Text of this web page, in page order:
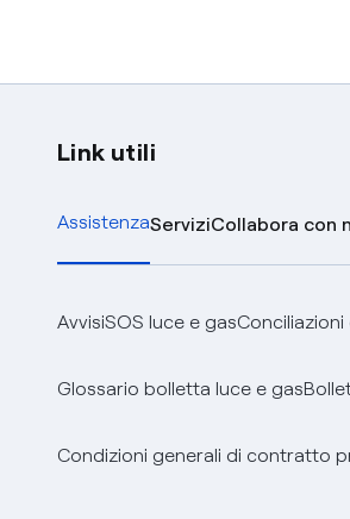
Link utili
AssistenzaServiziCollabora con
AvvisiSOS luce e gas
Glossario bolletta luce e gas
Condizioni generali di contratto